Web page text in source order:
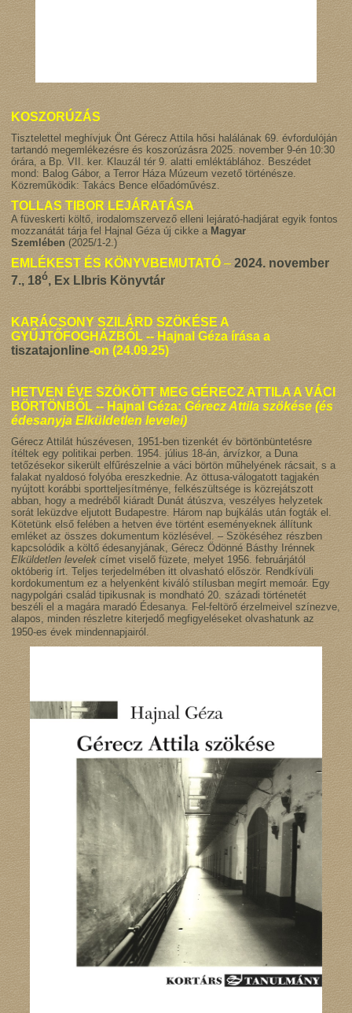
KOSZORÚZÁS
Tisztelettel meghívjuk Önt Gérecz Attila hősi halálának 69. évfordulóján
tartandó megemlékezésre és koszorúzásra 2025. november 9-én 10:30
órára, a Bp. VII. ker. Klauzál tér 9. alatti emléktáblához. Beszédet
mond: Balog Gábor, a Terror Háza Múzeum vezető történésze.
Közreműködik: Takács Bence előadóművész.
TOLLAS TIBOR LEJÁRATÁSA
A füveskerti költő, irodalomszervező elleni lejárató-hadjárat egyik fontos
mozzanátát tárja fel Hajnal Géza új cikke aMagyar
Szemlében (2025/1-2.)
EMLÉKEST ÉS KÖNYVBEMUTATÓ–2024. november
7., 18ó, Ex LIbris Könyvtár
KARÁCSONY SZILÁRD SZÖKÉSE A
GYŰJTŐFOGHÁZBÓL -- Hajnal Géza írása a
tiszatajonline-on (24.09.25)
HETVEN ÉVE SZÖKÖTT MEG GÉRECZ ATTILA A VÁCI
BÖRTÖNBŐL -- Hajnal Géza:Gérecz Attila szökése (és
édesanyja Elküldetlen levelei)
Gérecz Attilát húszévesen, 1951-ben tizenkét év börtönbüntetésre
ítéltek egy politikai perben. 1954. július 18-án, árvízkor, a Duna
tetőzésekor sikerült elfűrészelnie a váci börtön műhelyének rácsait, s a
falakat nyaldosó folyóba ereszkednie. Az öttusa-válogatott tagjakén
nyújtott korábbi sportteljesítménye, felkészültsége is közrejátszott
abban, hogy a medréből kiáradt Dunát átúszva, veszélyes helyzetek
sorát leküzdve eljutott Budapestre. Három nap bujkálás után fogták el.
Kötetünk első felében a hetven éve történt eseményeknek állítunk
emléket az összes dokumentum közlésével. – Szökéséhez részben
kapcsolódik a költő édesanyjának, Gérecz Ödönné Básthy Irénnek
Elküldetlen levelekcímet viselő füzete, melyet 1956. februárjától
októberig írt. Teljes terjedelmében itt olvasható először. Rendkívüli
kordokumentum ez a helyenként kiváló stílusban megírt memoár. Egy
nagypolgári család tipikusnak is mondható 20. századi történetét
beszéli el a magára maradó Édesanya. Fel-feltörő érzelmeivel színezve,
alapos, minden részletre kiterjedő megfigyeléseket olvashatunk az
1950-es évek mindennapjairól.